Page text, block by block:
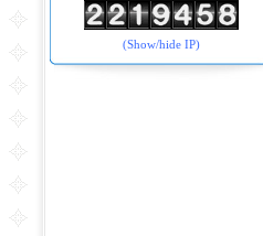
(Show/hide IP)